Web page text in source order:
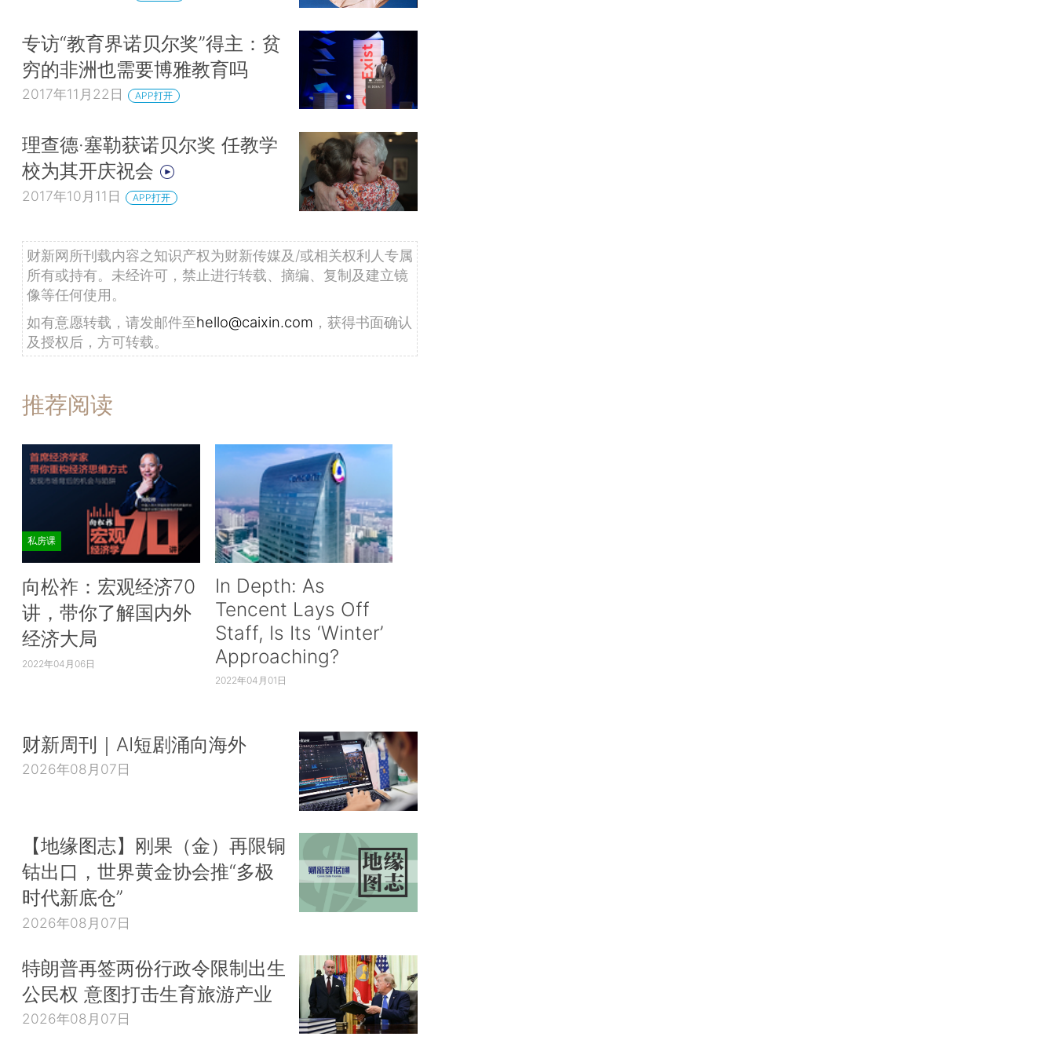
专访“教育界诺贝尔奖”得主：贫
穷的非洲也需要博雅教育吗
2017年11月22日 APP打开
理查德·塞勒获诺贝尔奖 任教学
校为其开庆祝会
2017年10月11日 APP打开
财新网所刊载内容之知识产权为财新传媒及/或相关权利人专属
所有或持有。未经许可，禁止进行转载、摘编、复制及建立镜
像等任何使用。
如有意愿转载，请发邮件至hello@caixin.com ，获得书面确认
及授权后，方可转载。
推荐阅读
私房课
向松祚：宏观经济70
讲，带你了解国内外
经济大局
2022年04月06日
In Depth: As
Tencent Lays Off
Staff, Is Its ‘Winter’
Approaching?
2022年04月01日
财新周刊｜AI短剧涌向海外
2026年08月07日
【地缘图志】刚果（金）再限铜
钴出口，世界黄金协会推“多极
时代新底仓”
2026年08月07日
特朗普再签两份行政令限制出生
公民权 意图打击生育旅游产业
2026年08月07日